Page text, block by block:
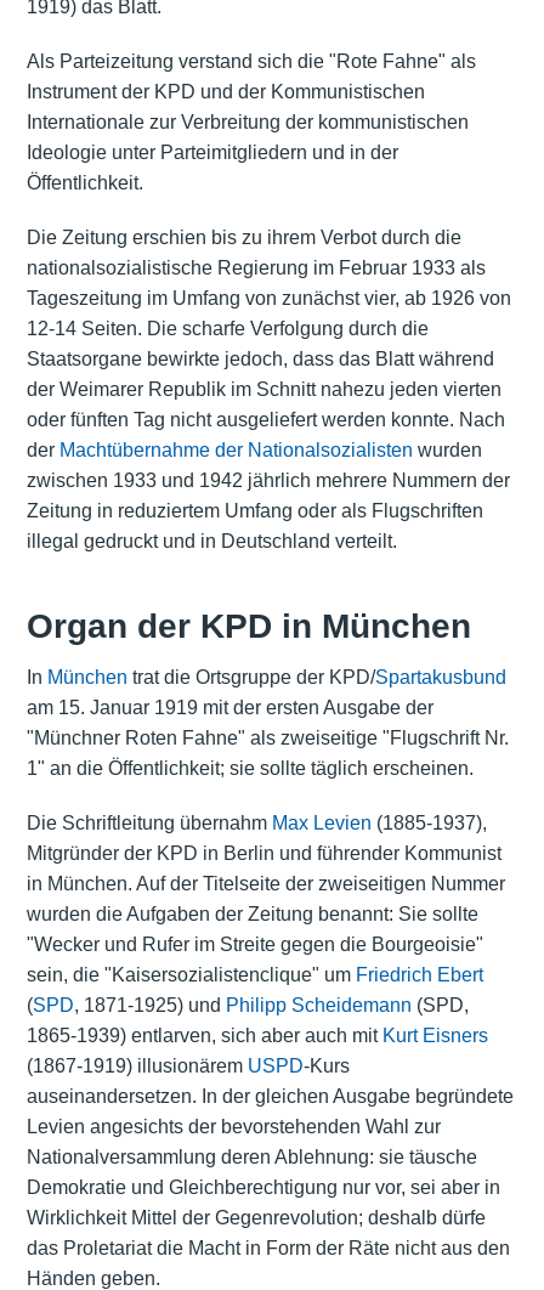
1919) das Blatt.
Als Parteizeitung verstand sich die "Rote Fahne" als
Instrument der KPD und der Kommunistischen
Internationale zur Verbreitung der kommunistischen
Ideologie unter Parteimitgliedern und in der
Öffentlichkeit.
Die Zeitung erschien bis zu ihrem Verbot durch die
nationalsozialistische Regierung im Februar 1933 als
Tageszeitung im Umfang von zunächst vier, ab 1926 von
12-14 Seiten. Die scharfe Verfolgung durch die
Staatsorgane bewirkte jedoch, dass das Blatt während
der Weimarer Republik im Schnitt nahezu jeden vierten
oder fünften Tag nicht ausgeliefert werden konnte. Nach
der Machtübernahme der Nationalsozialisten wurden
zwischen 1933 und 1942 jährlich mehrere Nummern der
Zeitung in reduziertem Umfang oder als Flugschriften
illegal gedruckt und in Deutschland verteilt.
Organ der KPD in München
In München trat die Ortsgruppe der KPD/Spartakusbund
am 15. Januar 1919 mit der ersten Ausgabe der
"Münchner Roten Fahne" als zweiseitige "Flugschrift Nr.
1" an die Öffentlichkeit; sie sollte täglich erscheinen.
Die Schriftleitung übernahm Max Levien (1885-1937),
Mitgründer der KPD in Berlin und führender Kommunist
in München. Auf der Titelseite der zweiseitigen Nummer
wurden die Aufgaben der Zeitung benannt: Sie sollte
"Wecker und Rufer im Streite gegen die Bourgeoisie"
sein, die "Kaisersozialistenclique" um Friedrich Ebert
(SPD, 1871-1925) und Philipp Scheidemann (SPD,
1865-1939) entlarven, sich aber auch mit Kurt Eisners
(1867-1919) illusionärem USPD-Kurs
auseinandersetzen. In der gleichen Ausgabe begründete
Levien angesichts der bevorstehenden Wahl zur
Nationalversammlung deren Ablehnung: sie täusche
Demokratie und Gleichberechtigung nur vor, sei aber in
Wirklichkeit Mittel der Gegenrevolution; deshalb dürfe
das Proletariat die Macht in Form der Räte nicht aus den
Händen geben.